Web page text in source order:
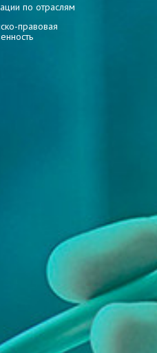
по отраслям
правовая